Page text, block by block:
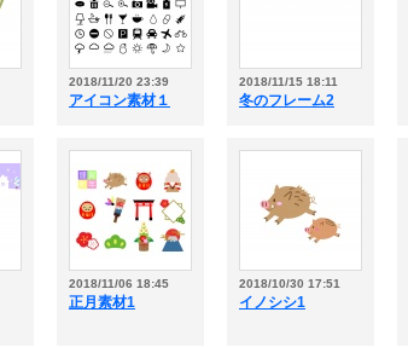
2018/11/20 23:39
アイコン素材１
2018/11/15 18:11
冬のフレーム2
2018/11/06 18:45
正月素材1
2018/10/30 17:51
イノシシ1